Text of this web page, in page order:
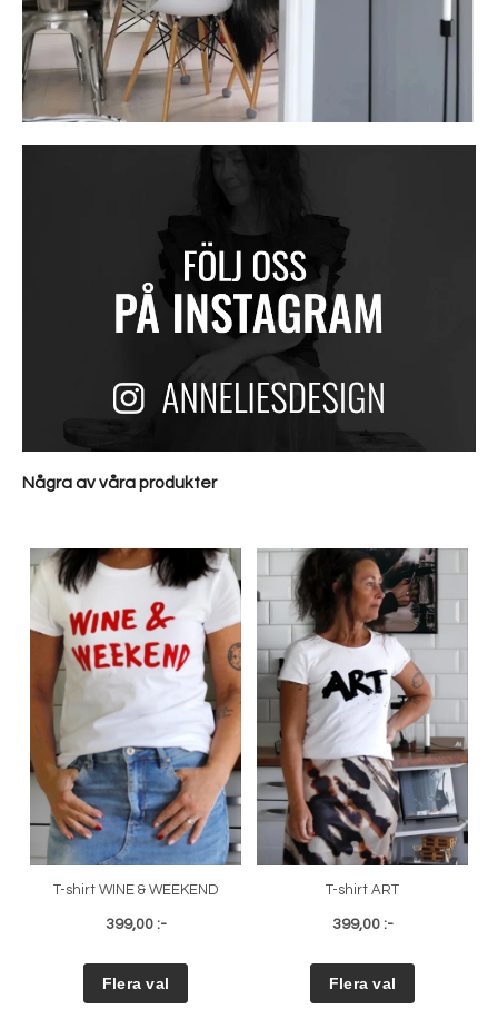
Några av våra produkter
T-shirt WINE & WEEKEND
399,00 :-
T-shirt ART
399,00 :-